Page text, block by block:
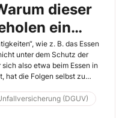
dieser
ein
wie z. B. das Essen
unter dem Schutz der
also etwa beim Essen in
hat die Folgen selbst zu
auch Ausnahmen
(DGUV)